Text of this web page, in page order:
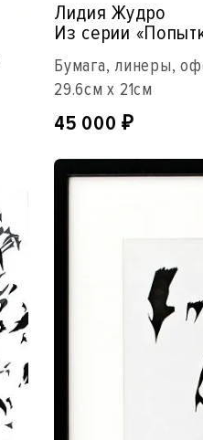
Лидия Жудро
Из серии
Бумага, линеры,
29.6см x 21см
45 000₽